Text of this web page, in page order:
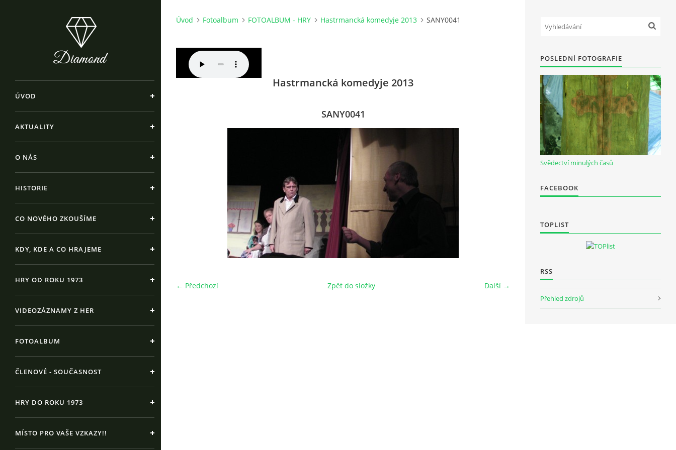
ÚVOD
AKTUALITY
O NÁS
HISTORIE
CO NOVÉHO ZKOUŠÍME
KDY, KDE A CO HRAJEME
HRY OD ROKU 1973
VIDEOZÁZNAMY Z HER
FOTOALBUM
ČLENOVÉ - SOUČASNOST
HRY DO ROKU 1973
MÍSTO PRO VAŠE VZKAZY!!
Úvod Fotoalbum FOTOALBUM - HRY Hastrmancká komedyje 2013 SANY0041
Hastrmancká komedyje 2013
SANY0041
← Předchozí Další →
Zpět do složky
POSLEDNÍ FOTOGRAFIE
Svědectví minulých časů
FACEBOOK
TOPLIST
RSS
Přehled zdrojů